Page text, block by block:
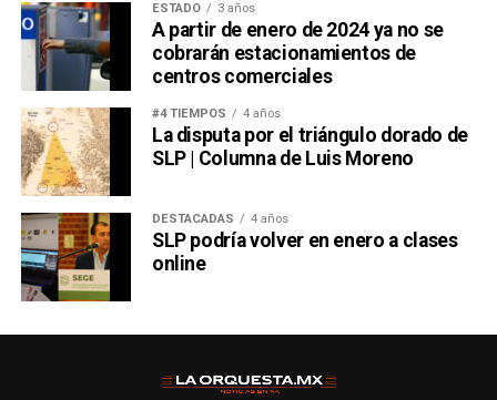
ESTADO 3 años
A partir de enero de 2024 ya no se
cobrarán estacionamientos de
centros comerciales
#4 TIEMPOS 4 años
La disputa por el triángulo dorado de
SLP | Columna de Luis Moreno
DESTACADAS 4 años
SLP podría volver en enero a clases
online